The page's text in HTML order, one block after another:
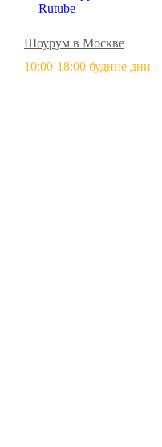
Rutube
Шоурум в Москве
10:00-18:00 будние дни